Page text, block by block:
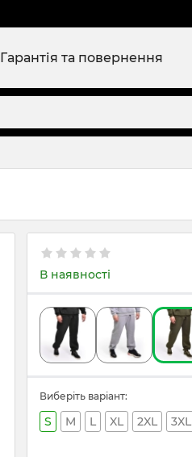
Гарантія та повернення
В наявності
Виберіть варіант:
S M L XL 2XL 3XL